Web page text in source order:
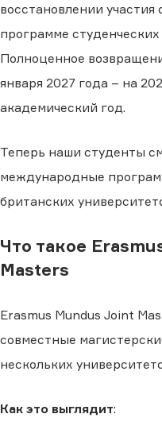
восстановлении
программе
Полноценное
января 2027 года – на
академический год.
Теперь наши студенты
международные
британских
Что такое
Masters
Erasmus Mundus Joint
совместные
нескольких
Как это выглядит: